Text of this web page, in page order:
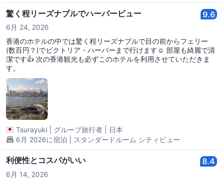
驚く程リーズナブルでハーバービュー 9.6
6月 24, 2026
香港のホテルの中では驚く程リーズナブルで目の前からフェリー
(数百円？)でビクトリア・ハーバーまで行けます☺ 部屋も綺麗で清
潔です︎︎👍 次の香港観光も必ずこのホテルを利用させていただきま
す。
Tsurayuki グループ旅行者
日本
6月 2026に宿泊 | スタンダードルーム シティビュー
利便性とコスパがいい 8.4
6月 14, 2026